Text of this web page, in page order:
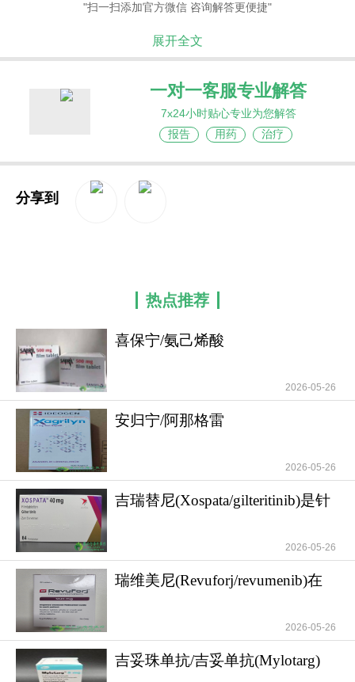
"扫一扫添加官方微信 咨询解答更便捷"
展开全文
一对一客服专业解答
7x24小时贴心专业为您解答
报告
用药 治疗
分享到
热点推荐
喜保宁/氨己烯酸
2026-05-26
安归宁/阿那格雷
2026-05-26
吉瑞替尼(Xospata/gilteritinib)是针
2026-05-26
瑞维美尼(Revuforj/revumenib)在
2026-05-26
吉妥珠单抗/吉妥单抗(Mylotarg)